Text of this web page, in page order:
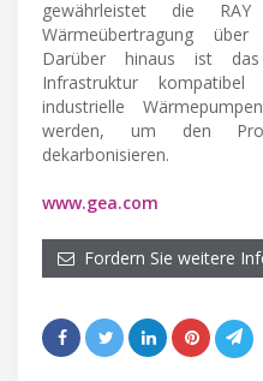
gewährleistet die
Wärmeübertragung
Darüber hinaus ist
Infrastruktur
industrielle
werden, um den
dekarbonisieren.
www.gea.com
Fordern Sie weitere